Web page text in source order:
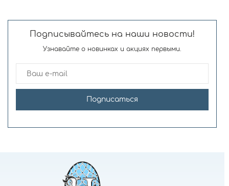
Подписывайтесь на наши новости!
Узнавайте о новинках и акциях первыми.
Подписаться